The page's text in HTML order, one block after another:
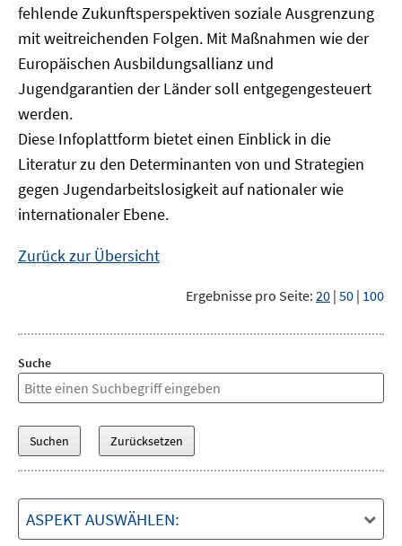
fehlende Zukunftsperspektiven soziale Ausgrenzung
mit weitreichenden Folgen. Mit Maßnahmen wie der
Europäischen Ausbildungsallianz und
Jugendgarantien der Länder soll entgegengesteuert
werden.
Diese Infoplattform bietet einen Einblick in die
Literatur zu den Determinanten von und Strategien
gegen Jugendarbeitslosigkeit auf nationaler wie
internationaler Ebene.
Zurück zur Übersicht
Ergebnisse pro Seite: 20 | 50 | 100
Suche
ASPEKT AUSWÄHLEN: